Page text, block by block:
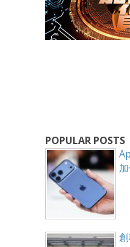
POPULAR POSTS